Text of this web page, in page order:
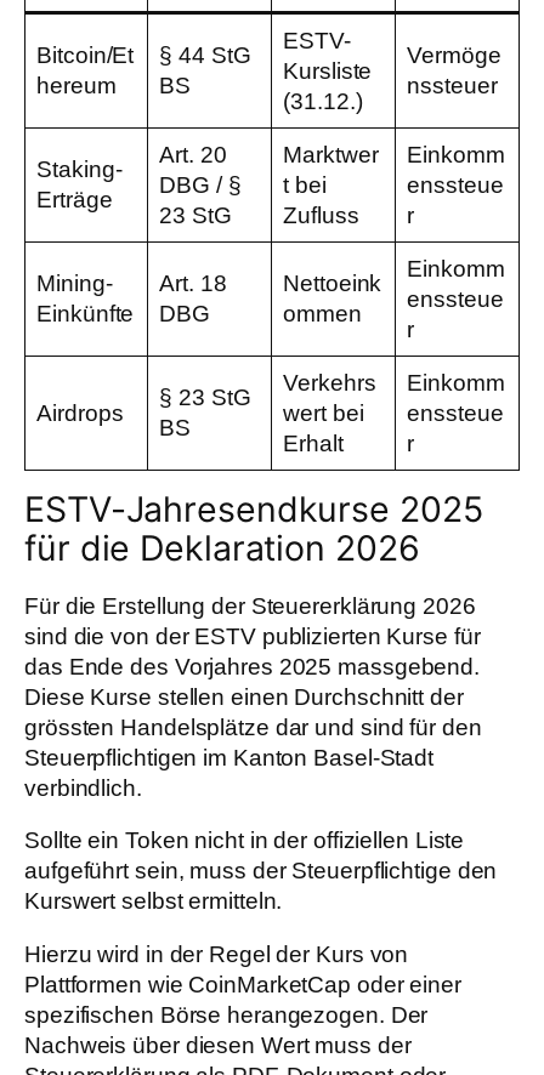
Bitcoin/Et
hereum
§ 44 StG
BS
ESTV-
Kursliste
(31.12.)
Vermöge
nssteuer
Staking-
Erträge
Art. 20
DBG / §
23 StG
Marktwer
t bei
Zufluss
Einkomm
enssteue
r
Mining-
Einkünfte
Art. 18
DBG
Nettoeink
ommen
Einkomm
enssteue
r
Airdrops
§ 23 StG
BS
Verkehrs
wert bei
Erhalt
Einkomm
enssteue
r
ESTV-Jahresendkurse 2025
für die Deklaration 2026
Für die Erstellung der Steuererklärung 2026
sind die von der ESTV publizierten Kurse für
das Ende des Vorjahres 2025 massgebend.
Diese Kurse stellen einen Durchschnitt der
grössten Handelsplätze dar und sind für den
Steuerpflichtigen im Kanton Basel-Stadt
verbindlich.
Sollte ein Token nicht in der offiziellen Liste
aufgeführt sein, muss der Steuerpflichtige den
Kurswert selbst ermitteln.
Hierzu wird in der Regel der Kurs von
Plattformen wie CoinMarketCap oder einer
spezifischen Börse herangezogen. Der
Nachweis über diesen Wert muss der